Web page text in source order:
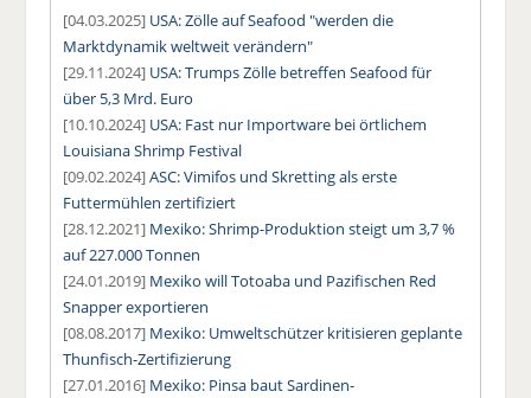
[04.03.2025] USA: Zölle auf Seafood "werden die
Marktdynamik weltweit verändern"
[29.11.2024] USA: Trumps Zölle betreffen Seafood für
über 5,3 Mrd. Euro
[10.10.2024] USA: Fast nur Importware bei örtlichem
Louisiana Shrimp Festival
[09.02.2024]ASC: Vimifos und Skretting als erste
Futtermühlen zertifiziert
[28.12.2021] Mexiko: Shrimp-Produktion steigt um 3,7 %
auf 227.000 Tonnen
[24.01.2019] Mexiko will Totoaba und Pazifischen Red
Snapper exportieren
[08.08.2017] Mexiko: Umweltschützer kritisieren geplante
Thunfisch-Zertifizierung
[27.01.2016] Mexiko: Pinsa baut Sardinen-